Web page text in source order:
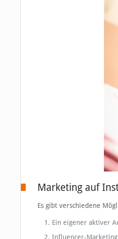
Marketing auf
Es gibt verschiedene
Ein eigener aktiver
Influencer-